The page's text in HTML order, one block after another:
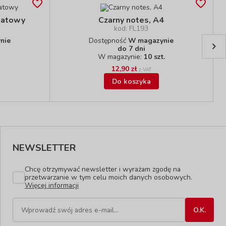
Czarny notes, A4
kod: FL193
DostępnośćW magazynie
do 7 dni
W magazynie: 10 szt.
12,90 zł z VAT
Do koszyka
NEWSLETTER
Chcę otrzymywać newsletter i wyrażam zgodę na
przetwarzanie w tym celu moich danych osobowych.
Więcej informacji